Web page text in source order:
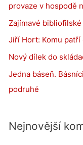
provaze v hospodě
Zajímavé bibliofilské
Jiří Hort: Komu patří
Nový dílek do
Jedna báseň.
podruhé
Nejnovější